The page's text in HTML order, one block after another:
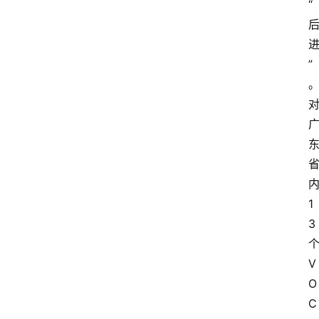
“
后
进
”
。
对
广
东
省
内
1
3
个
V
O
C